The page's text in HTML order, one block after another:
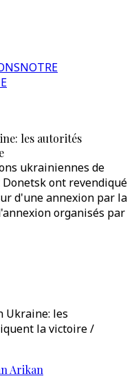
NOTRE
les autorités
ukrainiennes de
ont revendiqué
d'une annexion par la
organisés par
Ukraine: les
la victoire /
Arikan